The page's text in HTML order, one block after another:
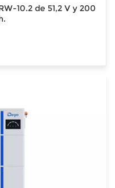
10.2 de 51,2 V y 200